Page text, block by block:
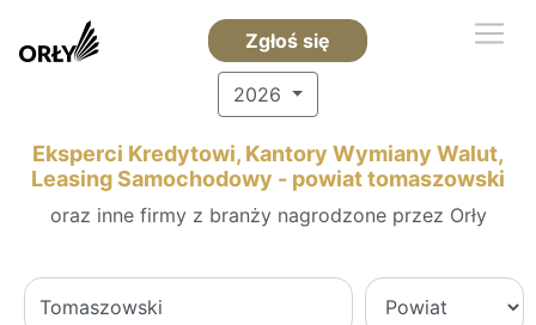
Zgłoś się
2026
Eksperci Kredytowi, Kantory Wymiany Walut,
Leasing Samochodowy - powiat tomaszowski
oraz inne firmy z branży nagrodzone przez Orły